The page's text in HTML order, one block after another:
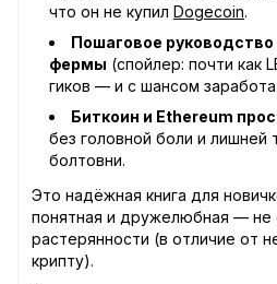
что он не купил Dogecoin.
Пошаговое
фермы (спойлер: почти как
гиков — и с шансом
Биткоин и Ethereum
без головной боли и лишней
болтовни.
Это надёжная книга для
понятная и дружелюбная — не
растерянности (в отличие от
крипту).